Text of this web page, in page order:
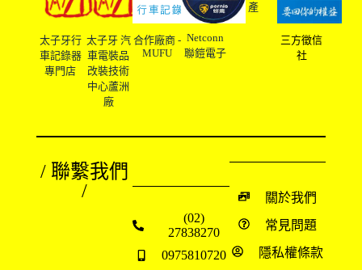
太子牙行
車記錄器
專門店
太子牙 汽
車電裝品
改裝技術
中心蘆洲
廠
合作廠商 -
MUFU
Netconn
聯鎧電子
產
三方徵信
社
/ 聯繫我們
/
(02)
27838270
0975810720
關於我們
常見問題
隱私權條款